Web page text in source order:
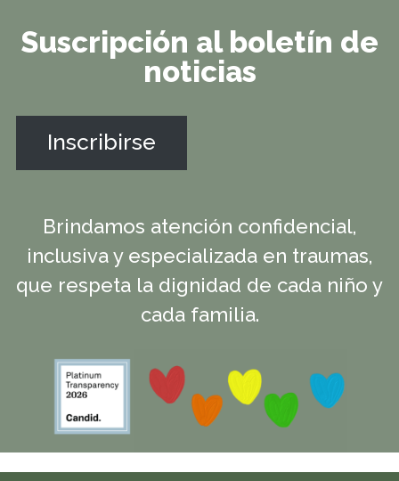
Suscripción al boletín de
noticias
Inscribirse
Brindamos atención confidencial,
inclusiva y especializada en traumas,
que respeta la dignidad de cada niño y
cada familia.